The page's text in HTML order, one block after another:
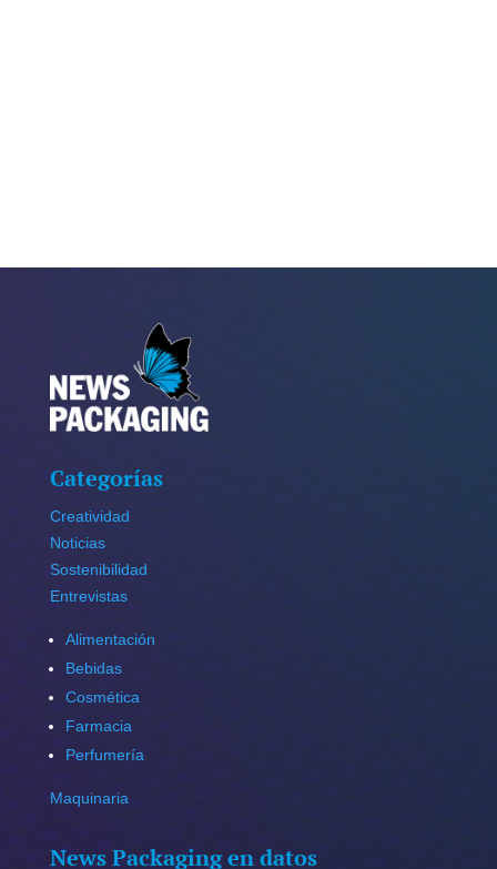
Categorías
Creatividad
Noticias
Sostenibilidad
Entrevistas
Alimentación
Bebidas
Cosmética
Farmacia
Perfumería
Maquinaria
News Packaging en datos